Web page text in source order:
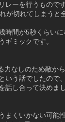
レーを行うものです
が切れてしまうと
時間が5秒くらい
ギミックです。
力なしのため敵か
いう話でしたので
話し合って決めまし
まくいかない可能